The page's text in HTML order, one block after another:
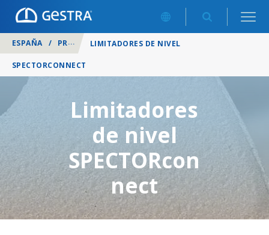
ESPAÑA / PRODUCTOS / SALA DE CALDERAS
LIMITADORES DE NIVEL
SPECTORCONNECT
Limitadores
de nivel
SPECTORcon
nect